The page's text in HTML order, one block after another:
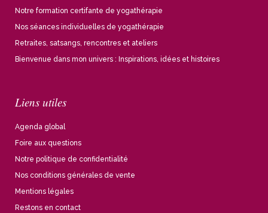
Notre formation certifante de yogathérapie
Nos séances individuelles de yogathérapie
Retraites, satsangs, rencontres et ateliers
Bienvenue dans mon univers : Inspirations, idées et histoires
Liens utiles
Agenda global
Foire aux questions
Notre politique de confidentialité
Nos conditions générales de vente
Mentions légales
Restons en contact